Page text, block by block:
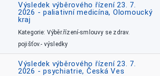
Výsledek výběrového řízení 23. 7.
2026 - paliativní medicína, Olomoucký
kraj
Kategorie: Výběr.řízení-smlouvy se zdrav.
pojišťov.- výsledky
Výsledek výběrového řízení 23. 7.
2026 - psychiatrie, Česká Ves